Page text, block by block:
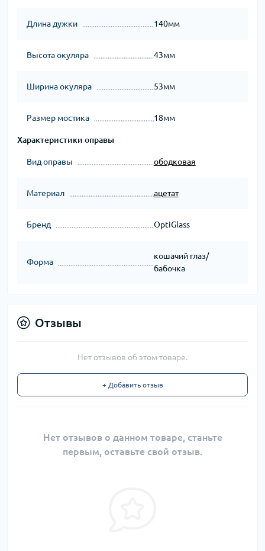
Длина дужки 140мм
Высота окуляра 43мм
Ширина окуляра 53мм
Размер мостика 18мм
Характеристики оправы
Вид оправы ободковая
Материал ацетат
Бренд OptiGlass
Форма
кошачий глаз/
бабочка
Отзывы
Нет отзывов об этом товаре.
+ Добавить отзыв
Нет отзывов о данном товаре, станьте
первым, оставьте свой отзыв.